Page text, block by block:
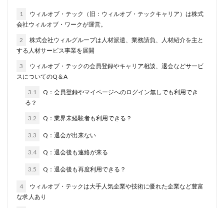
1
ウィルオブ・テック（旧：ウィルオブ・テックキャリア）は株式
会社ウィルオブ・ワークが運営。
2
株式会社ウィルグループは人材派遣、業務請負、人材紹介を主と
する人材サービス事業を展開
3
ウィルオブ・テックの会員登録やキャリア相談、退会などサービ
スについてのQ＆A
3.1
Q：会員登録やマイページへのログイン無しでも利用でき
る？
3.2 Q：業界未経験者も利用できる？
3.3 Q：退会が出来ない
3.4 Q：退会後も連絡が来る
3.5 Q：退会後も再度利用できる？
4
ウィルオブ・テックは大手人気企業や技術に優れた企業など豊富
な求人あり